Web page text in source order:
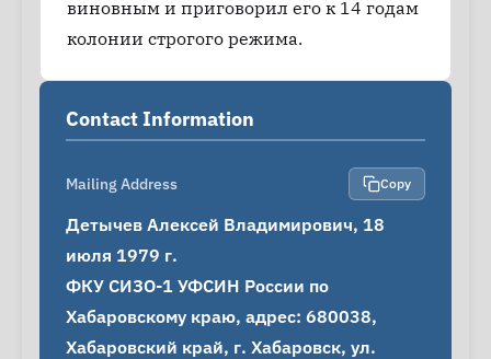
виновным и приговорил его к 14 годам
колонии строгого режима.
Contact Information
Mailing Address Copy
Детычев Алексей Владимирович, 18
июля 1979 г.
ФКУ СИЗО-1 УФСИН России по
Хабаровскому краю, адрес: 680038,
Хабаровский край, г. Хабаровск, ул.